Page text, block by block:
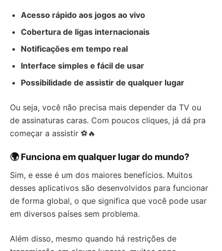
Acesso rápido aos jogos ao vivo
Cobertura de ligas internacionais
Notificações em tempo real
Interface simples e fácil de usar
Possibilidade de assistir de qualquer lugar
Ou seja, você não precisa mais depender da TV ou
de assinaturas caras. Com poucos cliques, já dá pra
começar a assistir ⚽🔥
🌍 Funciona em qualquer lugar do mundo?
Sim, e esse é um dos maiores benefícios. Muitos
desses aplicativos são desenvolvidos para funcionar
de forma global, o que significa que você pode usar
em diversos países sem problema.
Além disso, mesmo quando há restrições de